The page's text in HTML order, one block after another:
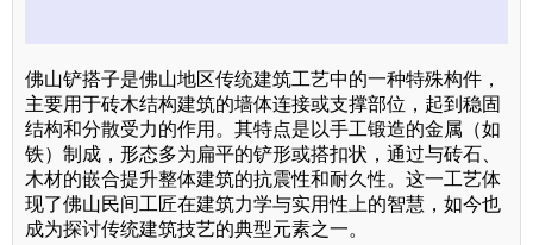
佛山铲搭子是佛山地区传统建筑工艺中的一种特殊构件，
主要用于砖木结构建筑的墙体连接或支撑部位，起到稳固
结构和分散受力的作用。其特点是以手工锻造的金属（如
铁）制成，形态多为扁平的铲形或搭扣状，通过与砖石、
木材的嵌合提升整体建筑的抗震性和耐久性。这一工艺体
现了佛山民间工匠在建筑力学与实用性上的智慧，如今也
成为探讨传统建筑技艺的典型元素之一。